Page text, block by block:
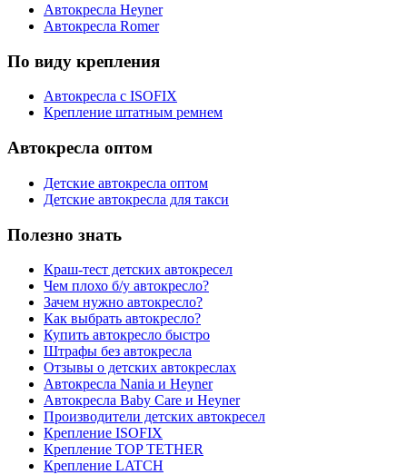
Автокресла Heyner
Автокресла Romer
По виду крепления
Автокресла с ISOFIX
Крепление штатным ремнем
Автокресла оптом
Детские автокресла оптом
Детские автокресла для такси
Полезно знать
Краш-тест детских автокресел
Чем плохо б/у автокресло?
Зачем нужно автокресло?
Как выбрать автокресло?
Купить автокресло быстро
Штрафы без автокресла
Отзывы о детских автокреслах
Автокресла Nania и Heyner
Автокресла Baby Care и Heyner
Производители детских автокресел
Крепление ISOFIX
Крепление TOP TETHER
Крепление LATCH